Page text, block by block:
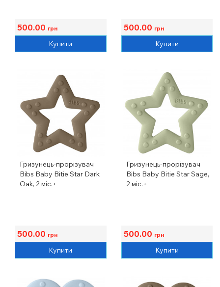
500.00 грн
Купити
500.00 грн
Купити
Гризунець-прорізувач
Bibs Baby Bitie Star Dark
Oak, 2 міс.+
500.00 грн
Купити
Гризунець-прорізувач
Bibs Baby Bitie Star Sage,
2 міс.+
500.00 грн
Купити